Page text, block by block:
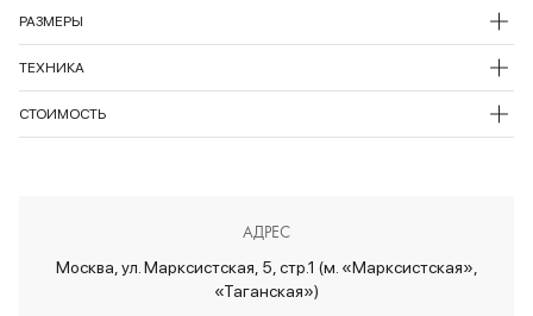
РАЗМЕРЫ
ТЕХНИКА
СТОИМОСТЬ
АДРЕС
Москва, ул. Марксистская, 5, стр.1 (м. «Марксистская»,
«Таганская»)